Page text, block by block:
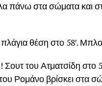
πάνω στα σώματα και
θέση στο 58′.
του Ατματσίδη στο
Ρομάνο βρίσκει στα